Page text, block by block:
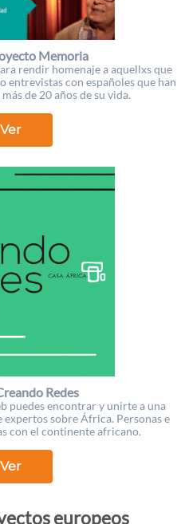
Memoria
rendir homenaje a aquellxs que
entrevistas con españoles que han
de 20 años de su vida.
Ver
Redes
puedes encontrar y unirte a una
sobre África. Personas e
con el continente africano.
Ver
europeos